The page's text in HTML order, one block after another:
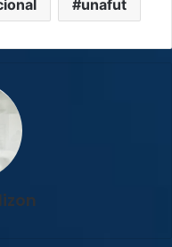
unafut